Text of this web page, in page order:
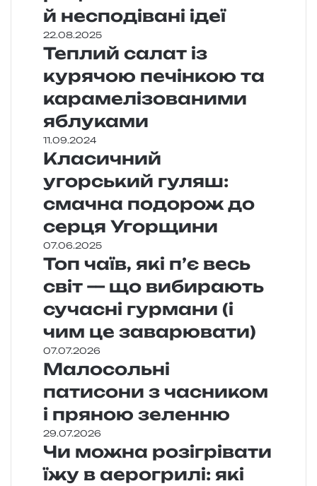
й несподівані ідеї
22.08.2025
Теплий салат із
курячою печінкою та
карамелізованими
яблуками
11.09.2024
Класичний
угорський гуляш:
смачна подорож до
серця Угорщини
07.06.2025
Топ чаїв, які п’є весь
світ — що вибирають
сучасні гурмани (і
чим це заварювати)
07.07.2026
Малосольні
патисони з часником
і пряною зеленню
29.07.2026
Чи можна розігрівати
їжу в аерогрилі: які